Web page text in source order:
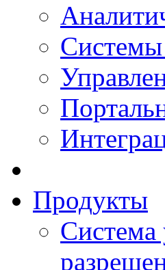
Продукты
Система